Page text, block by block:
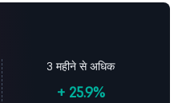
3 महीने से अधिक
+25.9%